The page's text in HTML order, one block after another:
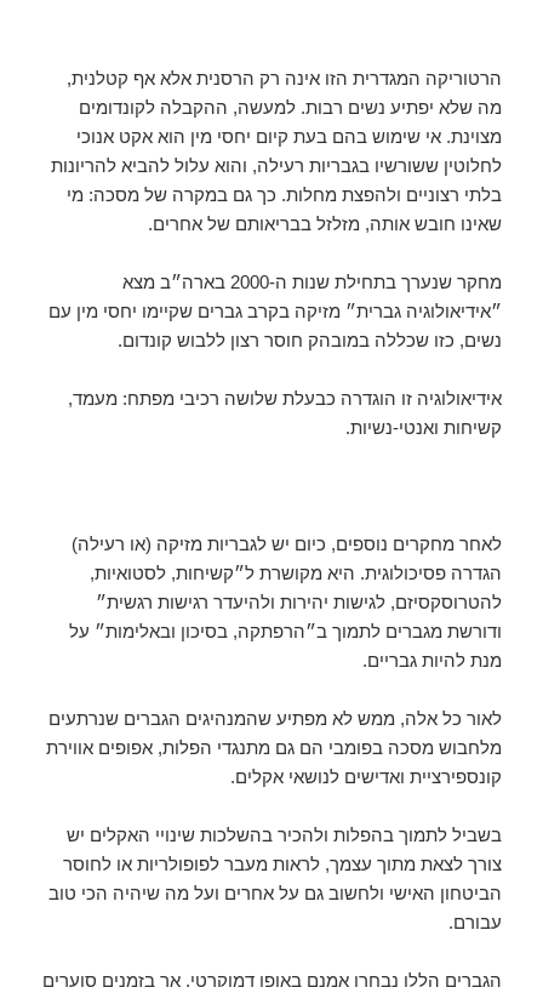
הרטוריקה המגדרית הזו אינה רק הרסנית אלא אף קטלנית,
מה שלא יפתיע נשים רבות. למעשה, ההקבלה לקונדומים
מצוינת. אי שימוש בהם בעת קיום יחסי מין הוא אקט אנוכי
לחלוטין ששורשיו בגבריות רעילה, והוא עלול להביא להריונות
בלתי רצוניים ולהפצת מחלות. כך גם במקרה של מסכה: מי
שאינו חובש אותה, מזלזל בבריאותם של אחרים.
מחקר שנערך בתחילת שנות ה-2000 בארה״ב מצא
״אידיאולוגיה גברית״ מזיקה בקרב גברים שקיימו יחסי מין עם
נשים, כזו שכללה במובהק חוסר רצון ללבוש קונדום.
אידיאולוגיה זו הוגדרה כבעלת שלושה רכיבי מפתח: מעמד,
קשיחות ואנטי-נשיות.
לאחר מחקרים נוספים, כיום יש לגבריות מזיקה (או רעילה)
הגדרה פסיכולוגית. היא מקושרת ל״קשיחות, לסטואיות,
להטרוסקסיזם, לגישות יהירות ולהיעדר רגישות רגשית״
ודורשת מגברים לתמוך ב״הרפתקה, בסיכון ובאלימות״ על
מנת להיות גבריים.
לאור כל אלה, ממש לא מפתיע שהמנהיגים הגברים שנרתעים
מלחבוש מסכה בפומבי הם גם מתנגדי הפלות, אפופים אווירת
קונספירציית ואדישים לנושאי אקלים.
בשביל לתמוך בהפלות ולהכיר בהשלכות שינויי האקלים יש
צורך לצאת מתוך עצמך, לראות מעבר לפופולריות או לחוסר
הביטחון האישי ולחשוב גם על אחרים ועל מה שיהיה הכי טוב
עבורם.
הגברים הללו נבחרו אמנם באופן דמוקרטי, אך בזמנים סוערים